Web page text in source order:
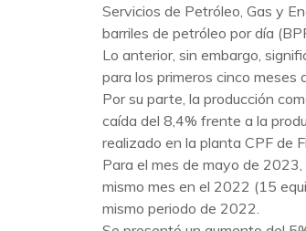
Servicios de Petróleo, Gas y
barriles de petróleo por día
Lo anterior, sin embargo,
para los primeros cinco meses
Por su parte, la producción
caída del 8,4% frente a la
realizado en la planta CPF de
Para el mes de mayo de
mismo mes en el 2022 (15
mismo periodo de 2022.